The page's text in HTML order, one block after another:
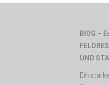
BIOG –
UND
Ein